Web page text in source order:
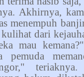
Akhirnya,
menempuh
kulihat dari
mau
pemuda